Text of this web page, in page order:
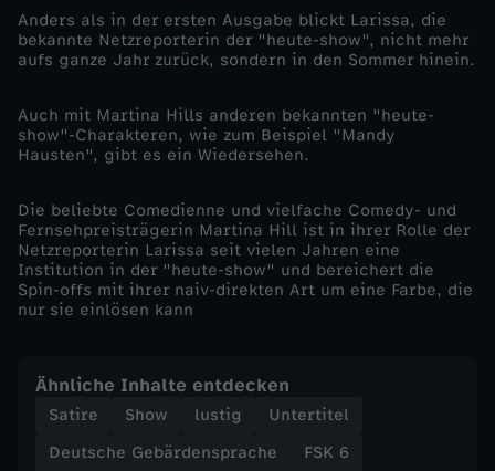
z
i
a
-
h
u
t
Anders als in der ersten Ausgabe blickt Larissa, die
bekannte Netzreporterin der "heute-show", nicht mehr
aufs ganze Jahr zurück, sondern in den Sommer hinein.
Auch mit Martina Hills anderen bekannten "heute-
show"-Charakteren, wie zum Beispiel "Mandy
Hausten", gibt es ein Wiedersehen.
Die beliebte Comedienne und vielfache Comedy- und
Fernsehpreisträgerin Martina Hill ist in ihrer Rolle der
Netzreporterin Larissa seit vielen Jahren eine
Institution in der "heute-show" und bereichert die
Spin-offs mit ihrer naiv-direkten Art um eine Farbe, die
nur sie einlösen kann
Ähnliche Inhalte entdecken
Satire Show lustig
Untertitel
Deutsche Gebärdensprache
FSK 6